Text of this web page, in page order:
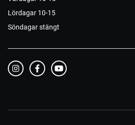
Lördagar 10-15
Söndagar stängt